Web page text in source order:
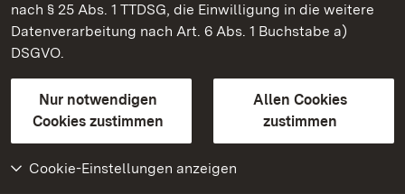
nach § 25 Abs. 1 TTDSG, die Einwilligung in die weitere
Datenverarbeitung nach Art. 6 Abs. 1 Buchstabe a)
DSGVO.
Nur notwendigen
Cookies zustimmen
Allen Cookies
zustimmen
Cookie-Einstellungen anzeigen
Staatliche Schlösser und Gärten Baden-Württemberg
Kontakt
GebärdenspracheLeichte Sprache
Erklärung zur Barrierefreiheit
BITV-konform (geprüfte Seiten)
Weiteres